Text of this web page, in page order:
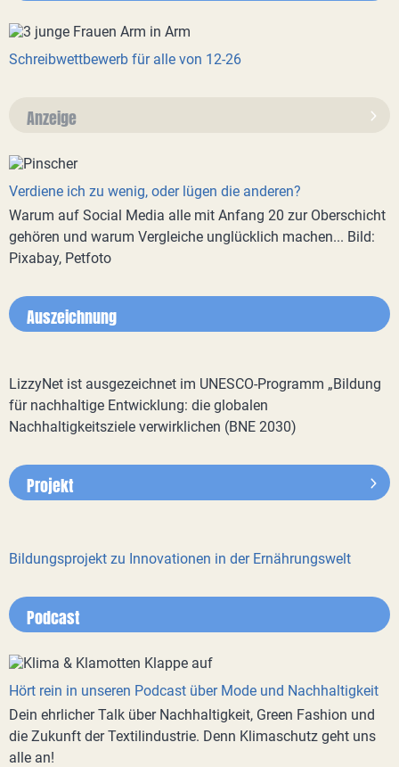
Schreibwettbewerb für alle von 12-26
Anzeige
Verdiene ich zu wenig, oder lügen die anderen?
Warum auf Social Media alle mit Anfang 20 zur Oberschicht
gehören und warum Vergleiche unglücklich machen... Bild:
Pixabay, Petfoto
Auszeichnung
LizzyNet ist ausgezeichnet im UNESCO-Programm „Bildung
für nachhaltige Entwicklung: die globalen
Nachhaltigkeitsziele verwirklichen (BNE 2030)
Projekt
Bildungsprojekt zu Innovationen in der Ernährungswelt
Podcast
Hört rein in unseren Podcast über Mode und Nachhaltigkeit
Dein ehrlicher Talk über Nachhaltigkeit, Green Fashion und
die Zukunft der Textilindustrie. Denn Klimaschutz geht uns
alle an!